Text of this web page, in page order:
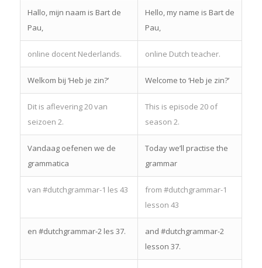
Hallo, mijn naam is Bart de
Pau,
Hello, my name is Bart de
Pau,
online docent Nederlands. online Dutch teacher.
Welkom bij ‘Heb je zin?’ Welcome to ‘Heb je zin?’
Dit is aflevering 20 van
seizoen 2.
This is episode 20 of
season 2.
Vandaag oefenen we de
grammatica
Today we’ll practise the
grammar
van #dutchgrammar-1 les 43
from #dutchgrammar-1
lesson 43
en #dutchgrammar-2 les 37.
and #dutchgrammar-2
lesson 37.